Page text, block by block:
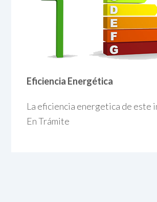
Eficiencia Energética
La eficiencia energetica de este
En Trámite